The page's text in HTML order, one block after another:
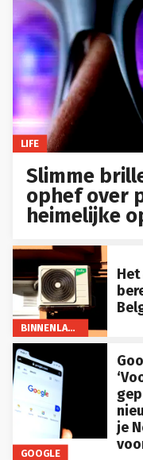
LIFE
Slimme
ophef over
heimelijke
BINNENLAND
GOOGLE
je